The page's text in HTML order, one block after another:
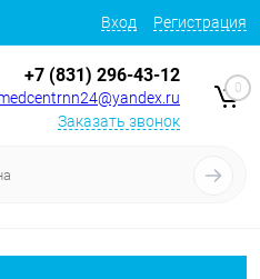
Вход Регистрация
+7 (831) 296-43-12
Заказать звонок
0